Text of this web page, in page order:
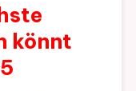
könnt